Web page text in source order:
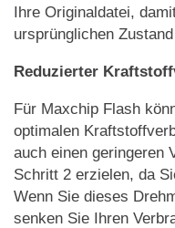
Ihre Originaldatei,
ursprünglichen
Reduzierter
Für Maxchip Flash
optimalen
auch einen geringeren
Schritt 2 erzielen, da
Wenn Sie dieses
senken Sie Ihren